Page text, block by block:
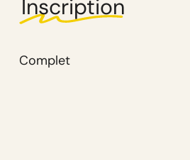
Inscription
Complet